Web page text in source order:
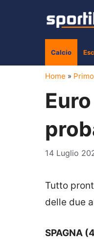
Calcio
Home »
14 Luglio
Tutto
delle due
SPAGNA